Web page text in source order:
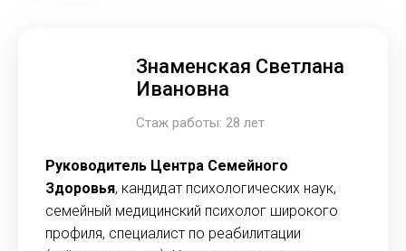
Знаменская Светлана
Ивановна
Стаж работы: 28 лет
Руководитель Центра Семейного
Здоровья, кандидат психологических наук,
семейный медицинский психолог широкого
профиля, специалист по реабилитации